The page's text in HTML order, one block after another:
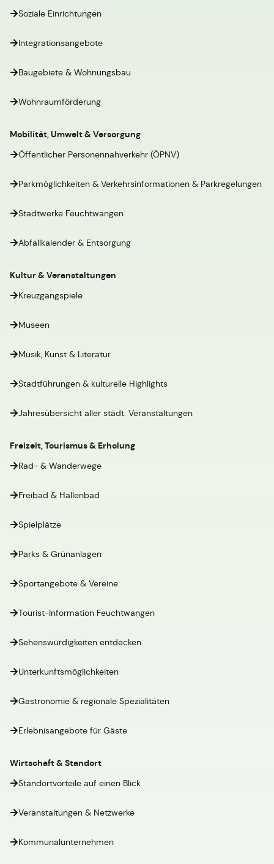
Soziale Einrichtungen
Integrationsangebote
Baugebiete & Wohnungsbau
Wohnraumförderung
Mobilität, Umwelt & Versorgung
Öffentlicher Personennahverkehr (ÖPNV)
Parkmöglichkeiten & Verkehrsinformationen & Parkregelungen
Stadtwerke Feuchtwangen
Abfallkalender & Entsorgung
Kultur & Veranstaltungen
Kreuzgangspiele
Museen
Musik, Kunst & Literatur
Stadtführungen & kulturelle Highlights
Jahresübersicht aller städt. Veranstaltungen
Freizeit, Tourismus & Erholung
Rad- & Wanderwege
Freibad & Hallenbad
Spielplätze
Parks & Grünanlagen
Sportangebote & Vereine
Tourist-Information Feuchtwangen
Sehenswürdigkeiten entdecken
Unterkunftsmöglichkeiten
Gastronomie & regionale Spezialitäten
Erlebnisangebote für Gäste
Wirtschaft & Standort
Standortvorteile auf einen Blick
Veranstaltungen & Netzwerke
Kommunalunternehmen